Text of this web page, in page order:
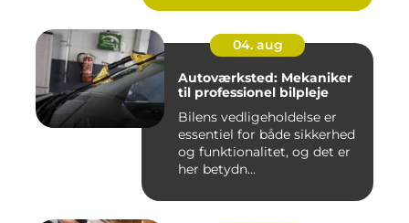
04. aug
Autoværksted: Mekaniker
til professionel bilpleje
Bilens vedligeholdelse er
essentiel for både sikkerhed
og funktionalitet, og det er
her betydn...